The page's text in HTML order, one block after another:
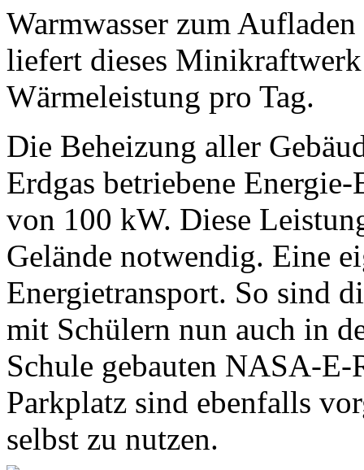
Warmwasser zum
liefert dieses
Wärmeleistung pro Tag.
Die Beheizung aller
Erdgas betriebene
von 100 kW. Diese
Gelände notwendig. Eine
Energietransport. So sind
mit Schülern nun auch in
Schule gebauten NASA-E-
Parkplatz sind ebenfalls
selbst zu nutzen.